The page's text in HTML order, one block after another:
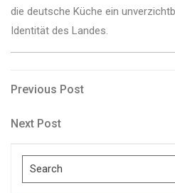
die deutsche Küche ein
Identität des Landes.
Post
navigation
Previous
Previous Post
Next
Next Post
Search
for: